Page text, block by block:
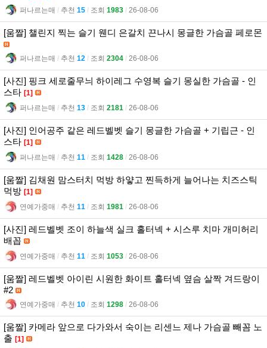
퍼나르는매 l 추천 15 l 조회 1983 l 26-08-06
[움짤] 챌린지 찍는 슬기 웬디 은갈치 끈나시 몽글한 가슴골 페로몬
퍼나르는매 l 추천 12 l 조회 2304 l 26-08-06
[사진] 핑크 세로줄무늬 하이레그 수영복 슬기 몽실한 가슴골 - 인
스타 [1]
퍼나르는매 l 추천 13 l 조회 2181 l 26-08-06
[사진] 인어공주 같은 레드벨벳 슬기 몽글한 가슴골 + 기립근 - 인
스타 [1]
퍼나르는매 l 추천 11 l 조회 1428 l 26-08-06
[움짤] 김채원 맘스터치 먹방 하얗고 찐득하게 늘어나는 치즈스틱
먹방 [1]
연예가중매 l 추천 11 l 조회 1981 l 26-08-06
[사진] 레드벨벳 조이 하늘색 실크 홀터넥 + 시스루 치마 개미허리
배꼽
연예가중매 l 추천 11 l 조회 1053 l 26-08-06
[움짤] 레드벨벳 아이린 시원한 화이트 홀터넥 옆슴 살짝 겨드랑이
#2
연예가중매 l 추천 10 l 조회 1298 l 26-08-06
[움짤] 카메라 앞으로 다가와서 숙이는 리센느 제나 가슴골 빼꼼 노
출 [1]